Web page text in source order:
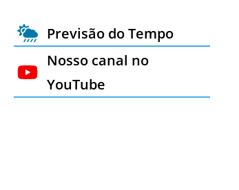
Previsão do Tempo
Nosso canal no
YouTube